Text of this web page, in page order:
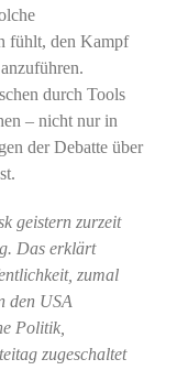
fühlt, den Kampf
anzuführen.
durch Tools
– nicht nur in
der Debatte über
geistern zurzeit
Das erklärt
zumal
den USA
Politik,
zugeschaltet